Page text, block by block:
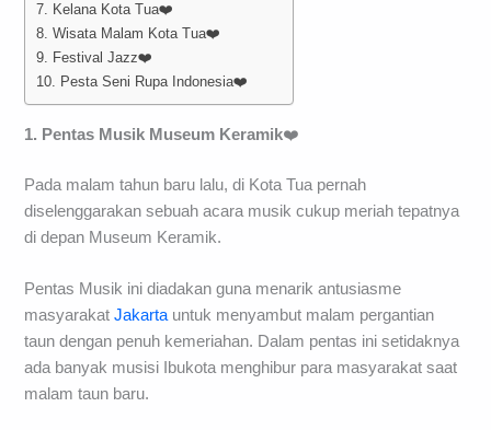
7. Kelana Kota Tua❤️
8. Wisata Malam Kota Tua❤️
9. Festival Jazz❤️
10. Pesta Seni Rupa Indonesia❤️
1. Pentas Musik Museum Keramik❤️
Pada malam tahun baru lalu, di Kota Tua pernah
diselenggarakan sebuah acara musik cukup meriah tepatnya
di depan Museum Keramik.
Pentas Musik ini diadakan guna menarik antusiasme
masyarakatJakartauntuk menyambut malam pergantian
taun dengan penuh kemeriahan. Dalam pentas ini setidaknya
ada banyak musisi Ibukota menghibur para masyarakat saat
malam taun baru.